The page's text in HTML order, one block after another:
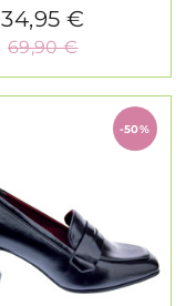
34,95 €
69,90 €
-50%